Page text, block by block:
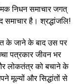
निधन समाचार जगत्
है। श्रद्धांजलि!
के जाने के बाद उस पर
पत्रकार जीवन भर
लोकतंत्र को बचाने के
मूल्यों और सिद्धांतों से